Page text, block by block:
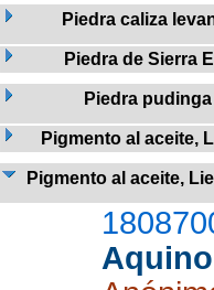
Piedra caliza
Piedra de Sierra
Piedra pudinga
Pigmento al aceite,
Pigmento al aceite,
Aquino